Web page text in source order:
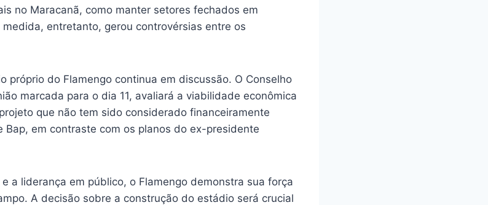
no Maracanã, como manter setores fechados em
entretanto, gerou controvérsias entre os
próprio do Flamengo continua em discussão. O Conselho
marcada para o dia 11, avaliará a viabilidade econômica
que não tem sido considerado financeiramente
Bap, em contraste com os planos do ex-presidente
a liderança em público, o Flamengo demonstra sua força
A decisão sobre a construção do estádio será crucial